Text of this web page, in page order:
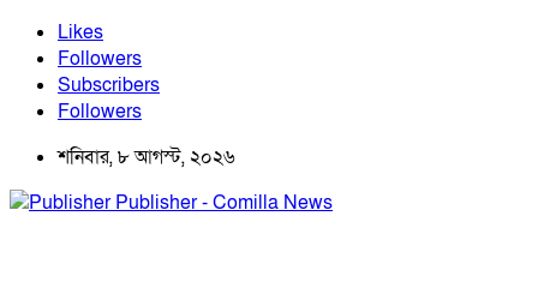
Likes
Followers
Subscribers
Followers
শনিবার, ৮ আগস্ট, ২০২৬
Publisher - Comilla News